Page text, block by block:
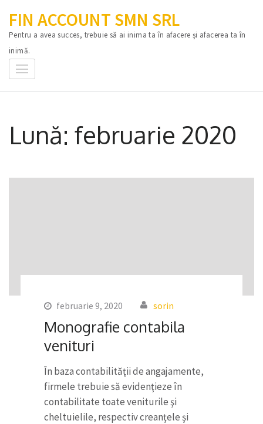
conținut
(apasă
Enter)
FIN ACCOUNT SMN SRL
Pentru a avea succes, trebuie să ai inima ta în afacere şi afacerea ta în
inimă.
Lună: februarie 2020
februarie 9, 2020 sorin
Monografie contabila
venituri
În baza contabilităţii de angajamente,
firmele trebuie să evidenţieze în
contabilitate toate veniturile şi
cheltuielile, respectiv creanţele şi